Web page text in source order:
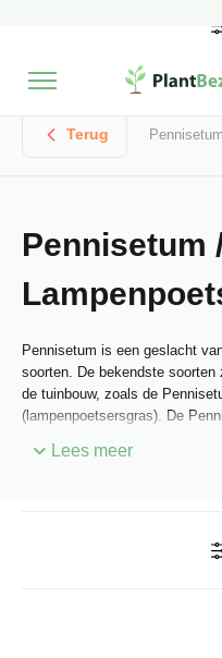
Kies zelf je
Terug
Pennisetum
Pennisetum is een geslacht
soorten. De bekendste
de tuinbouw, zoals de
(lampenpoetsersgras). De
halfschaduw. Het geeft de
verschillende soorten
Lees meer